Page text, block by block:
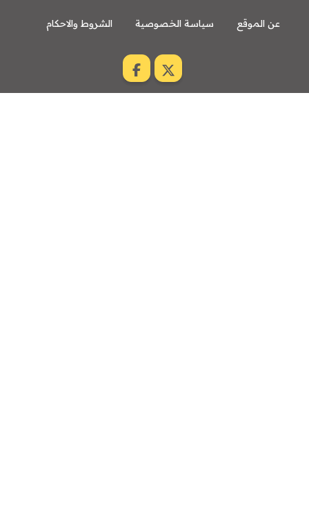
عن الموقع سياسة الخصوصية الشروط والاحكام